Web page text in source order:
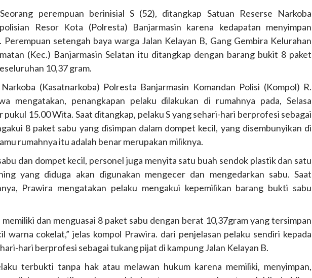
Seorang perempuan berinisial S (52), ditangkap Satuan Reserse Narkoba
Resor Kota (Polresta) Banjarmasin karena kedapatan menyimpan
Perempuan setengah baya warga Jalan Kelayan B, Gang Gembira Kelurahan
(Kec.) Banjarmasin Selatan itu ditangkap dengan barang bukit 8 paket
10,37 gram.
(Kasatnarkoba) Polresta Banjarmasin Komandan Polisi (Kompol) R.
mengatakan, penangkapan pelaku dilakukan di rumahnya pada, Selasa
15.00 Wita. Saat ditangkap, pelaku S yang sehari-hari berprofesi sebagai
8 paket sabu yang disimpan dalam dompet kecil, yang disembunyikan di
rumahnya itu adalah benar merupakan miliknya.
dan dompet kecil, personel juga menyita satu buah sendok plastik dan satu
yang diduga akan digunakan mengecer dan mengedarkan sabu. Saat
Prawira mengatakan pelaku mengakui kepemilikan barang bukti sabu
memiliki dan menguasai 8 paket sabu dengan berat 10,37gram yang tersimpan
warna cokelat,” jelas kompol Prawira. dari penjelasan pelaku sendiri kepada
hari berprofesi sebagai tukang pijat di kampung Jalan Kelayan B.
terbukti tanpa hak atau melawan hukum karena memiliki, menyimpan,